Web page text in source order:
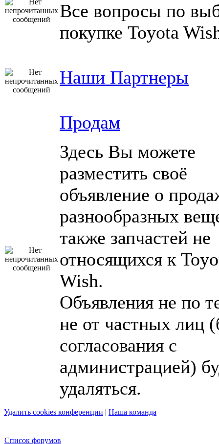
Все вопросы по
покупке Toyota
Наши Партнеры
Продам
Здесь Вы можете
разместить своё
объявление о
разнообразных
также запчастей не
относящихся к
Wish.
Объявления не по
не от частных лиц
согласования с
администрацией)
удаляться.
Удалить cookies конференции | Наша команда
Список форумов